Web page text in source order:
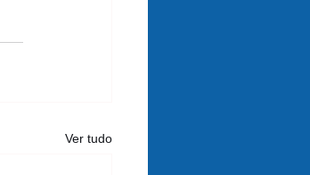
Ver tudo